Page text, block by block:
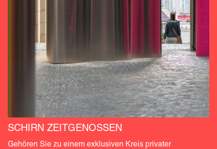
SCHIRN ZEITGENOSSEN
Gehören Sie zu einem exklusiven Kreis privater